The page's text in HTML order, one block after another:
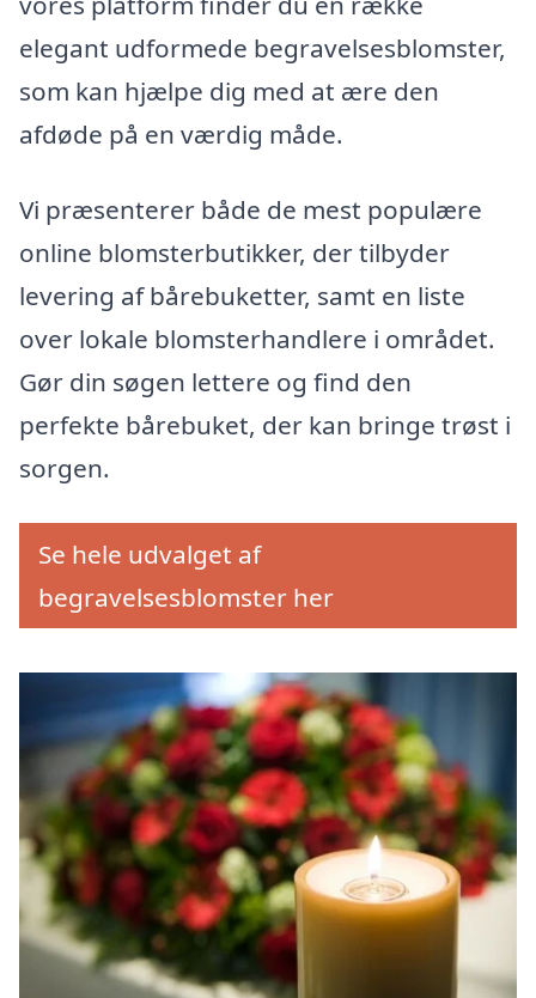
elegant udformede begravelsesblomster,
som kan hjælpe dig med at ære den
afdøde på en værdig måde.
Vi præsenterer både de mest populære
online blomsterbutikker, der tilbyder
levering af bårebuketter, samt en liste
over lokale blomsterhandlere i området.
Gør din søgen lettere og find den
perfekte bårebuket, der kan bringe trøst i
sorgen.
Se hele udvalget af
begravelsesblomster her